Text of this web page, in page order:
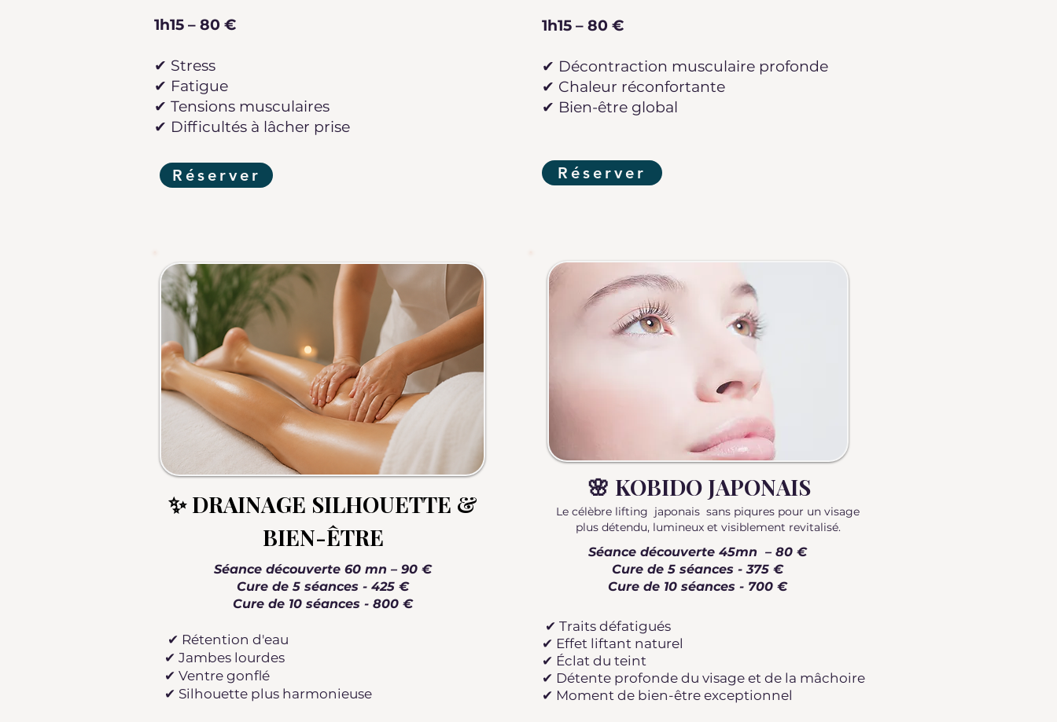
1h15 – 80 €
✔ Stress
✔ Fatigue
✔ Tensions musculaires
✔ Difficultés à lâcher prise
Réserver
1h15 – 80 €
✔ Décontraction musculaire profonde
✔ Chaleur réconfortante
✔ Bien-être global
Réserver
✨ DRAINAGE SILHOUETTE &
BIEN-ÊTRE
Séance découverte 60 mn – 90 €
Cure de 5 séances - 425 €
Cure de 10 séances - 800 €
✔ Rétention d'eau
✔ Jambes lourdes
✔ Ventre gonflé
✔ Silhouette plus harmonieuse
🌸 KOBIDO JAPONAIS
Le célèbre lifting japonais sans piqures pour un visage
plus détendu, lumineux et visiblement revitalisé.
Séance découverte 45mn – 80 €
Cure de 5 séances - 375 €
Cure de 10 séances - 700 €
✔ Traits défatigués
✔ Effet liftant naturel
✔ Éclat du teint
✔ Détente profonde du visage et de la mâchoire
✔ Moment de bien-être exceptionnel